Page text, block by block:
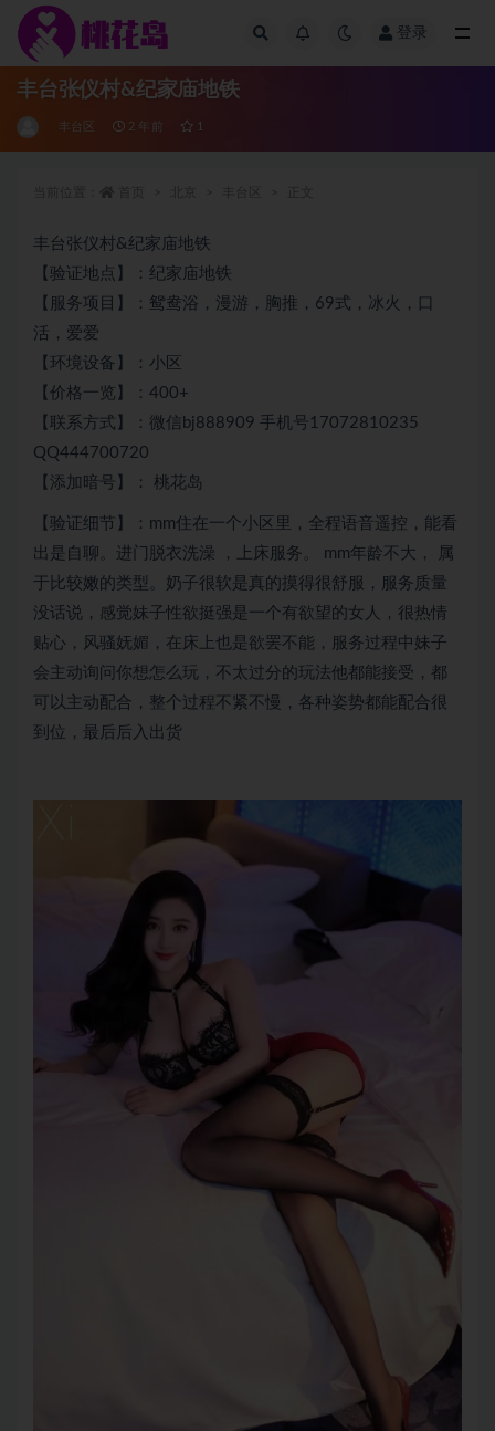
登录
丰台张仪村&纪家庙地铁
丰台区 2 年前 1
丰台张仪村&纪家庙地铁
【验证地点】：纪家庙地铁
【服务项目】：鸳鸯浴，漫游，胸推，69式，冰火，口
活，爱爱
【环境设备】：小区
【价格一览】：400+
【联系方式】：微信bj888909 手机号17072810235
QQ444700720
【添加暗号】： 桃花岛
【验证细节】：mm住在一个小区里，全程语音遥控，能看
出是自聊。进门脱衣洗澡 ，上床服务。 mm年龄不大， 属
于比较嫩的类型。奶子很软是真的摸得很舒服，服务质量
没话说，感觉妹子性欲挺强是一个有欲望的女人，很热情
贴心，风骚妩媚，在床上也是欲罢不能，服务过程中妹子
会主动询问你想怎么玩，不太过分的玩法他都能接受，都
可以主动配合，整个过程不紧不慢，各种姿势都能配合很
到位，最后后入出货